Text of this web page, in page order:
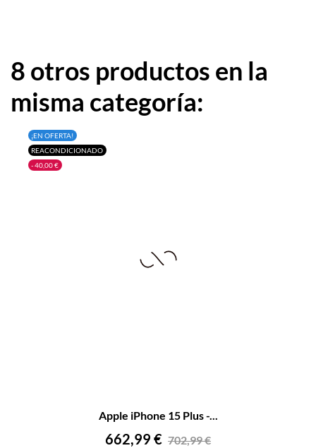
8 otros productos en la
misma categoría:
¡EN OFERTA!
REACONDICIONADO
- 40,00 €
Apple iPhone 15 Plus -...
Precio
662,99 € Precio
702,99 €